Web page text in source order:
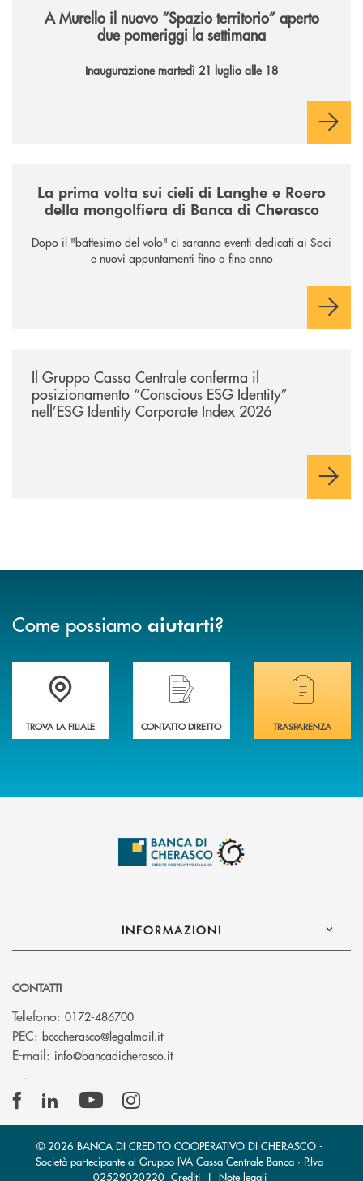
A Murello il nuovo “Spazio territorio” aperto
due pomeriggi la settimana
Inaugurazione martedì 21 luglio alle 18
La prima volta sui cieli di Langhe e Roero
della mongolfiera di Banca di Cherasco
Dopo il "battesimo del volo" ci saranno eventi dedicati ai Soci
e nuovi appuntamenti fino a fine anno
Il Gruppo Cassa Centrale conferma il
posizionamento “Conscious ESG Identity”
nell’ESG Identity Corporate Index 2026
Come possiamo aiutarti?
Accedi all' elenco completo delle filiali .
TROVA LA FILIALE
Hai bisogno di assistenza immediata?
CONTATTO DIRETTO
Hai bisogno di
TRASPARENZA
INFORMAZIONI
CONTATTI
Telefono: 0172-486700
PEC: bcccherasco@legalmail.it(si apre l’app di posta elettronica)
E-mail: info@bancadicherasco.it(si apre l’app di posta elettronica)
© 2026 BANCA DI CREDITO COOPERATIVO DI CHERASCO -
Società partecipante al Gruppo IVA Cassa Centrale Banca · P.Iva
02529020220 Crediti| Note legali